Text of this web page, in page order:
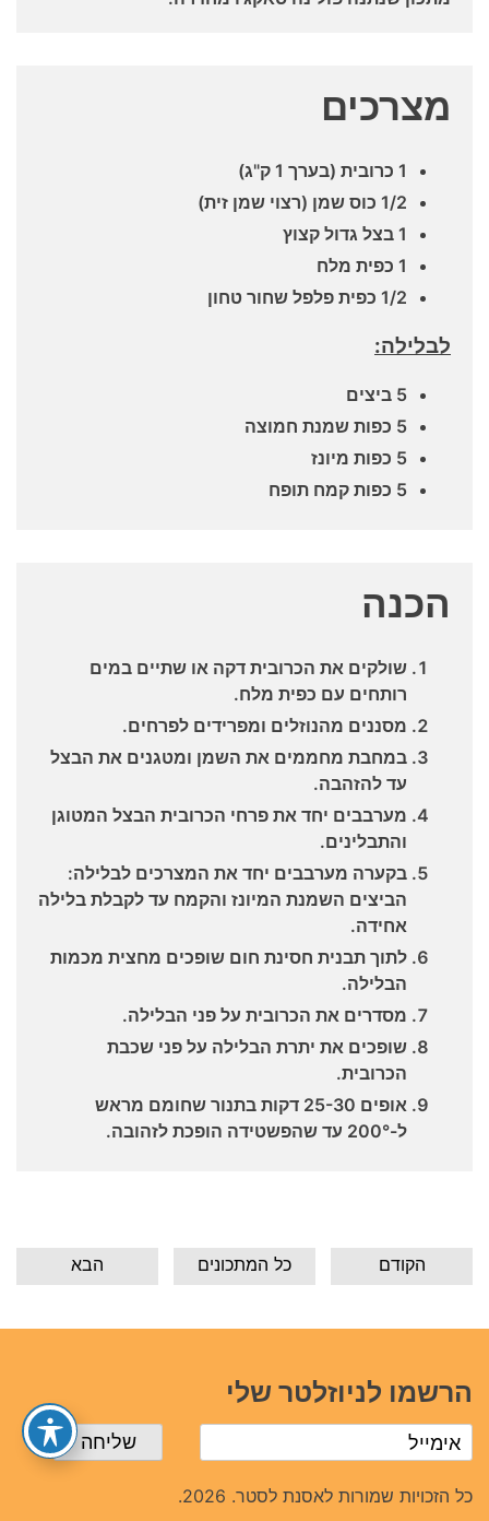
מצרכים
1 כרובית (בערך 1 ק"ג)
1/2 כוס שמן (רצוי שמן זית)
1 בצל גדול קצוץ
1 כפית מלח
1/2 כפית פלפל שחור טחון
לבלילה:
5 ביצים
5 כפות שמנת חמוצה
5 כפות מיונז
5 כפות קמח תופח
הכנה
שולקים את הכרובית דקה או שתיים במים
רותחים עם כפית מלח.
מסננים מהנוזלים ומפרידים לפרחים.
במחבת מחממים את השמן ומטגנים את הבצל
עד להזהבה.
מערבבים יחד את פרחי הכרובית הבצל המטוגן
והתבלינים.
בקערה מערבבים יחד את המצרכים לבלילה:
הביצים השמנת המיונז והקמח עד לקבלת בלילה
אחידה.
לתוך תבנית חסינת חום שופכים מחצית מכמות
הבלילה.
מסדרים את הכרובית על פני הבלילה.
שופכים את יתרת הבלילה על פני שכבת
הכרובית.
אופים 25-30 דקות בתנור שחומם מראש
ל-200° עד שהפשטידה הופכת לזהובה.
הבא כל המתכונים הקודם
הרשמו לניוזלטר שלי
כל הזכויות שמורות לאסנת לסטר. 2026.